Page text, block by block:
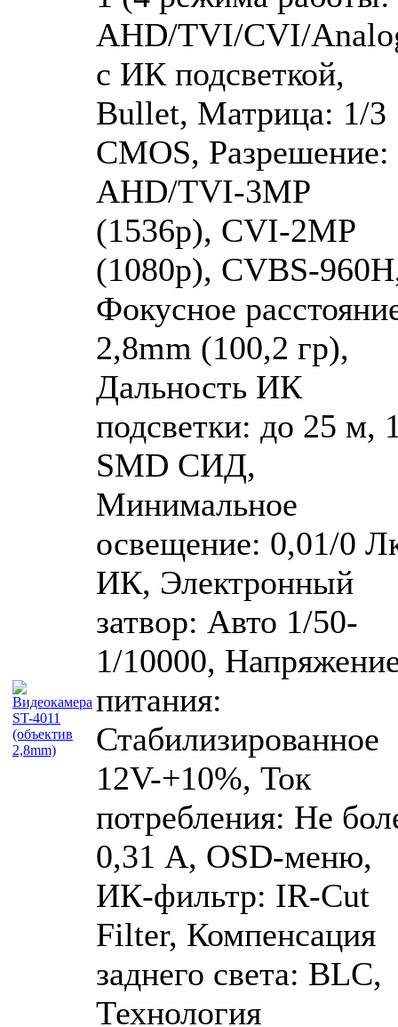
AHD/TVI/CVI/
с ИК подсветкой,
Bullet, Матрица: 1/3
CMOS, Разрешение:
AHD/TVI-3MP
(1536p), CVI-2MP
(1080p), CVBS-
Фокусное
2,8mm (100,2 гр),
Дальность ИК
подсветки: до 25 м,
SMD СИД,
Минимальное
освещение: 0,01/0
ИК, Электронный
затвор: Авто 1/50-
1/10000,
питания:
Стабилизированное
12V-+10%, Ток
потребления: Не
0,31 А, OSD-меню,
ИК-фильтр: IR-Cut
Filter, Компенсация
заднего света: BLC,
Технология